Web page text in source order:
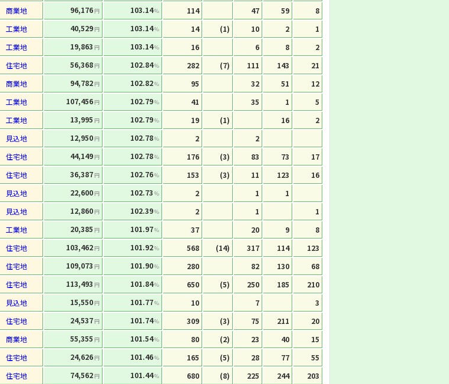
商業地 96,176円 103.14% 114 47 59
8
工業地 40,529円 103.14% 14 (1) 10 2
1
工業地 19,863 円 103.14% 16 6 8 2
住宅地 56,368円 102.84% 282 (7) 111 143 21
商業地 94,782円 102.82% 95 32 51 12
工業地 107,456円 102.79% 41 35 1
5
工業地 13,995 円 102.79% 19 (1) 16 2
見込地 12,950円 102.78% 2
2
住宅地 44,149円 102.78% 176 (3) 83 73 17
住宅地 36,387円 102.76% 153 (3) 11 123 16
見込地 22,600円 102.73 % 2 1 1
見込地 12,860円 102.39% 2 1 1
工業地 20,385 円 101.97% 37 20 9 8
住宅地 103,462円 101.92% 568 (14) 317 114 123
住宅地 109,073 円 101.90% 280 82 130 68
住宅地 113,493 円 101.84% 650 (5) 250 185 210
見込地 15,550円 101.77% 10 7 3
住宅地 24,537円 101.74% 309 (3) 75 211 20
商業地 55,355 円 101.54% 80 (2) 23 40 15
住宅地 24,626円 101.46% 165 (5) 28 77 55
住宅地 74,562円 101.44% 680 (8) 225 244 203